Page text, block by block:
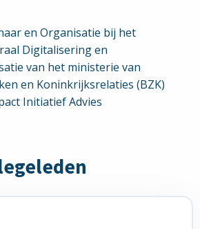
en Organisatie bij het
Digitalisering en
van het ministerie van
en Koninkrijksrelaties (BZK)
Initiatief Advies